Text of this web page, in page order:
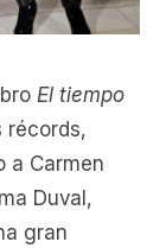
El tiempo
récords,
a Carmen
Duval,
gran